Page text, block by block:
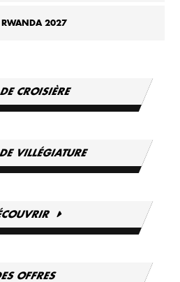
RWANDA 2027
CROISIÈRE
VILLÉGIATURE
OFFRES